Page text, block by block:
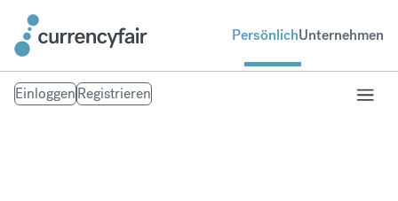
PersönlichUnternehmen
EinloggenRegistrieren